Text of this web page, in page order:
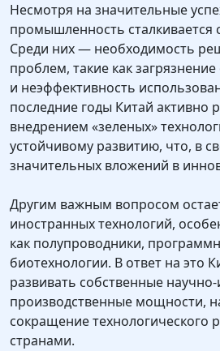
Несмотря на значительные
промышленность сталкивается
Среди них — необходимость
проблем, такие как
и неэффективность
последние годы Китай активно
внедрением «зеленых»
устойчивому развитию, что, в
значительных вложений в
Другим важным вопросом
иностранных технологий,
как полупроводники,
биотехнологии. В ответ на это
развивать собственные
производственные мощности,
сокращение технологического
странами.